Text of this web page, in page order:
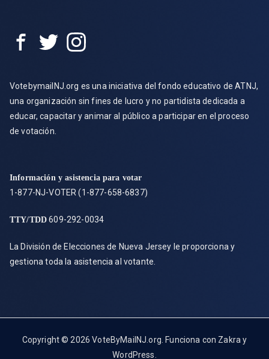
VotebymailNJ.org es una iniciativa del fondo educativo de ATNJ,
una organización sin fines de lucro y no partidista dedicada a
educar, capacitar y animar al público a participar en el proceso
de votación.
Información y asistencia para votar
1-877-NJ-VOTER (1-877-658-6837)
TTY/TDD 609-292-0034
La División de Elecciones de Nueva Jersey le proporciona y
gestiona toda la asistencia al votante.
Copyright © 2026VoteByMailNJ.org . Funciona con Zakra y
WordPress